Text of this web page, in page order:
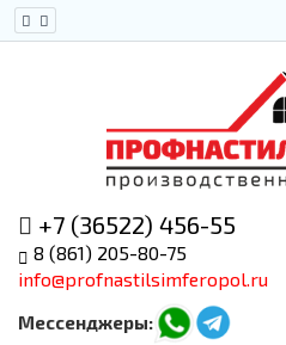
+7 (36522) 456-55
8 (861) 205-80-75
info@profnastilsimferopol.ru
Мессенджеры: